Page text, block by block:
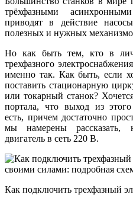
трёхфазными
приводят в действие
полезных и нужных
Но как быть тем, кто в
трехфазного
именно так. Как быть, если
поставить стационарную
или токарный станок?
портала, что выход из
есть, причем достаточно
мы намерены рассказать,
двигатель в сеть 220 В.
Как подключить трехфазный